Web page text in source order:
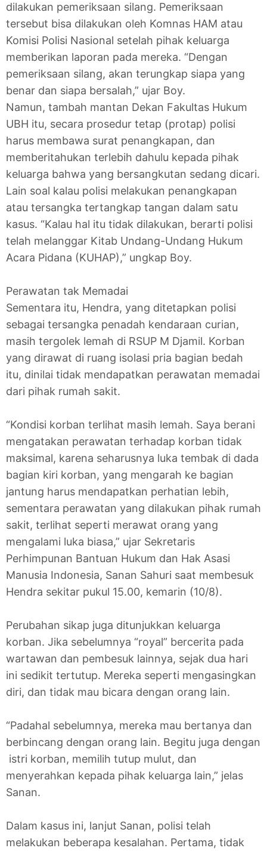
dilakukan pemeriksaan silang. Pemeriksaan
tersebut bisa dilakukan oleh Komnas HAM atau
Komisi Polisi Nasional setelah pihak keluarga
memberikan laporan pada mereka. “Dengan
pemeriksaan silang, akan terungkap siapa yang
benar dan siapa bersalah,” ujar Boy.
Namun, tambah mantan Dekan Fakultas Hukum
UBH itu, secara prosedur tetap (protap) polisi
harus membawa surat penangkapan, dan
memberitahukan terlebih dahulu kepada pihak
keluarga bahwa yang bersangkutan sedang dicari.
Lain soal kalau polisi melakukan penangkapan
atau tersangka tertangkap tangan dalam satu
kasus. “Kalau hal itu tidak dilakukan, berarti polisi
telah melanggar Kitab Undang-Undang Hukum
Acara Pidana (KUHAP),” ungkap Boy.
Perawatan tak Memadai
Sementara itu, Hendra, yang ditetapkan polisi
sebagai tersangka penadah kendaraan curian,
masih tergolek lemah di RSUP M Djamil. Korban
yang dirawat di ruang isolasi pria bagian bedah
itu, dinilai tidak mendapatkan perawatan memadai
dari pihak rumah sakit.
“Kondisi korban terlihat masih lemah. Saya berani
mengatakan perawatan terhadap korban tidak
maksimal, karena seharusnya luka tembak di dada
bagian kiri korban, yang mengarah ke bagian
jantung harus mendapatkan perhatian lebih,
sementara perawatan yang dilakukan pihak rumah
sakit, terlihat seperti merawat orang yang
mengalami luka biasa,” ujar Sekretaris
Perhimpunan Bantuan Hukum dan Hak Asasi
Manusia Indonesia, Sanan Sahuri saat membesuk
Hendra sekitar pukul 15.00, kemarin (10/8).
Perubahan sikap juga ditunjukkan keluarga
korban. Jika sebelumnya “royal” bercerita pada
wartawan dan pembesuk lainnya, sejak dua hari
ini sedikit tertutup. Mereka seperti mengasingkan
diri, dan tidak mau bicara dengan orang lain.
“Padahal sebelumnya, mereka mau bertanya dan
berbincang dengan orang lain. Begitu juga dengan
istri korban, memilih tutup mulut, dan
menyerahkan kepada pihak keluarga lain,” jelas
Sanan.
Dalam kasus ini, lanjut Sanan, polisi telah
melakukan beberapa kesalahan. Pertama, tidak